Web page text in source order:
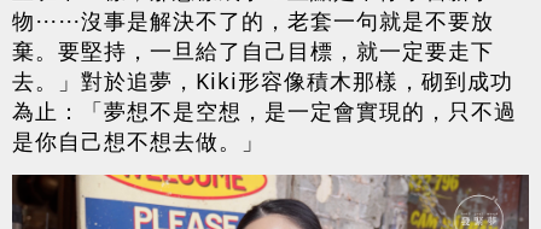
物⋯⋯沒事是解決不了的，老套一句就是不要放
棄。要堅持，一旦給了自己目標，就一定要走下
去。」對於追夢，Kiki形容像積木那樣，砌到成功
為止：「夢想不是空想，是一定會實現的，只不過
是你自己想不想去做。」